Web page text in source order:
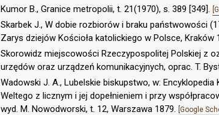
Kumor B., Granice metropolii, t. 21(1970), s. 389 [349].
Skarbek J., W dobie rozbiorów i braku państwowości
Zarys dziejów Kościoła katolickiego w Polsce, Kraków
Skorowidz miejscowości Rzeczypospolitej Polskiej z
urzędów oraz urządzeń komunikacyjnych, oprac. T.
Wadowski J. A., Lubelskie biskupstwo, w:
Weltego z licznym i jej dopełnieniem i przy
wyd. M. Nowodworski, t. 12, Warszawa 1879. [Google